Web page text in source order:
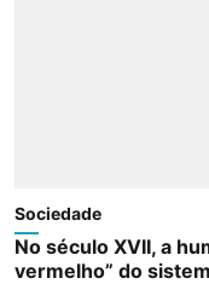
Sociedade
No século XVII, a
vermelho” do